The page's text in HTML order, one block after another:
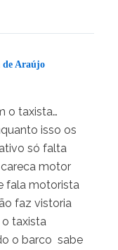
de Araújo
o taxista…
isso os
só falta
motor
fala motorista
faz vistoria
taxista
o barco ️ sabe